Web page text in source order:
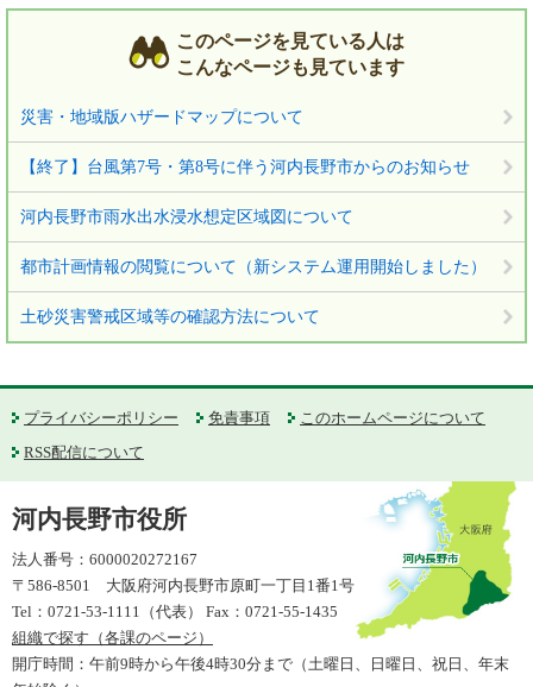
このページを見ている人は
こんなページも見ています
災害・地域版ハザードマップについて
【終了】台風第7号・第8号に伴う河内長野市からのお知らせ
河内長野市雨水出水浸水想定区域図について
都市計画情報の閲覧について（新システム運用開始しました）
土砂災害警戒区域等の確認方法について
プライバシーポリシー 免責事項
このホームページについて
RSS配信について
河内長野市役所
法人番号：6000020272167
〒586-8501 大阪府河内長野市原町一丁目1番1号
Tel：0721-53-1111（代表） Fax：0721-55-1435
組織で探す（各課のページ）
開庁時間：午前9時から午後4時30分まで（土曜日、日曜日、祝日、年末